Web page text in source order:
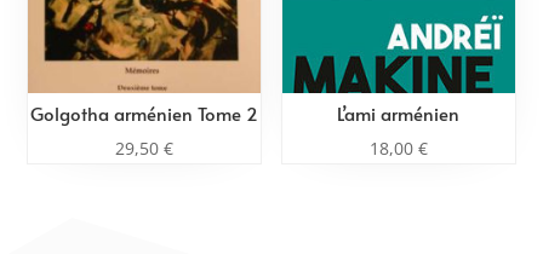
Golgotha arménien Tome 2
29,50€
L’ami arménien
18,00 €